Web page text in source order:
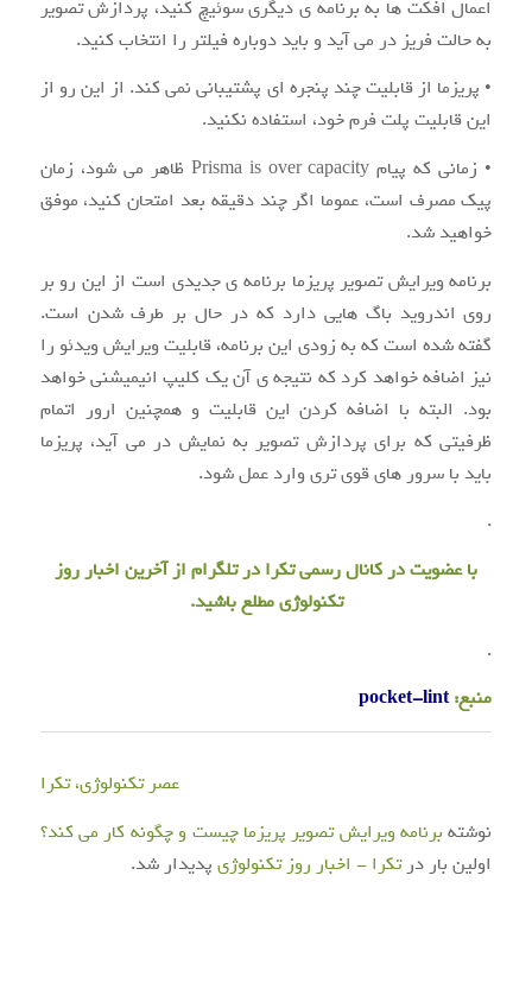
اعمال افکت ها به برنامه ی دیگری سوئیچ کنید، پردازش تصویر
به حالت فریز در می آید و باید دوباره فیلتر را انتخاب کنید.
• پریزما از قابلیت چند پنجره ای پشتیبانی نمی کند. از این رو از
این قابلیت پلت فرم خود، استفاده نکنید.
• زمانی که پیام Prisma is over capacity ظاهر می شود، زمان
پیک مصرف است، عموما اگر چند دقیقه بعد امتحان کنید، موفق
خواهید شد.
برنامه ویرایش تصویر پریزما برنامه ی جدیدی است از این رو بر
روی اندروید باگ هایی دارد که در حال بر طرف شدن است.
گفته شده است که به زودی این برنامه، قابلیت ویرایش ویدئو را
نیز اضافه خواهد کرد که نتیجه ی آن یک کلیپ انیمیشنی خواهد
بود. البته با اضافه کردن این قابلیت و همچنین ارور اتمام
ظرفیتی که برای پردازش تصویر به نمایش در می آید، پریزما
باید با سرور های قوی تری وارد عمل شود.
.
با عضویت درکانال رسمی تکرا در تلگرام از آخرین اخبار روز
تکنولوژی مطلع باشید.
.
منبع:pocket-lint
عصر تکنولوژی، تکرا
نوشته برنامه ویرایش تصویر پریزما چیست و چگونه کار می کند؟
اولین بار درتکرا - اخبار روز تکنولوژیپدیدار شد.